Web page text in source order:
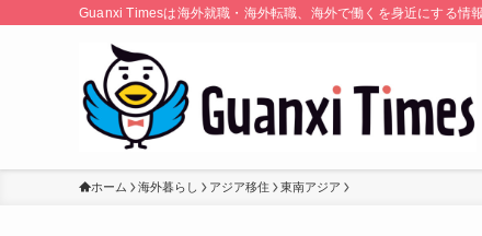
Guanxi Timesは海外就職・海外転職、海外で働くを身近にする情
ホーム 海外暮らし アジア移住 東南アジア